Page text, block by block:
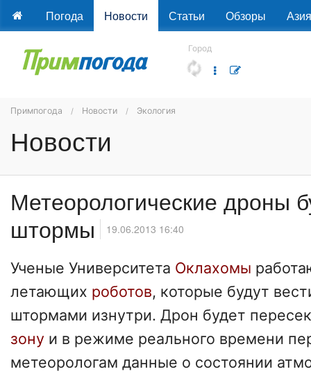
Погода Новости Статьи Обзоры Азия
Город
Примпогода Новости Экология
Новости
Метеорологические дроны
штормы
19.06.2013 16:40
Ученые Университета Оклахомы
летающих роботов, которые будут
штормами изнутри. Дрон будет
зону и в режиме реального времени
метеорологам данные о состоянии